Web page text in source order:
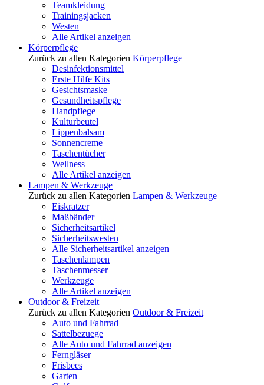
Teamkleidung
Trainingsjacken
Westen
Alle Artikel anzeigen
Körperpflege
Zurück zu allen Kategorien Körperpflege
Desinfektionsmittel
Erste Hilfe Kits
Gesichtsmaske
Gesundheitspflege
Handpflege
Kulturbeutel
Lippenbalsam
Sonnencreme
Taschentücher
Wellness
Alle Artikel anzeigen
Lampen & Werkzeuge
Zurück zu allen Kategorien Lampen & Werkzeuge
Eiskratzer
Maßbänder
Sicherheitsartikel
Sicherheitswesten
Alle Sicherheitsartikel anzeigen
Taschenlampen
Taschenmesser
Werkzeuge
Alle Artikel anzeigen
Outdoor & Freizeit
Zurück zu allen Kategorien Outdoor & Freizeit
Auto und Fahrrad
Sattelbezuege
Alle Auto und Fahrrad anzeigen
Ferngläser
Frisbees
Garten